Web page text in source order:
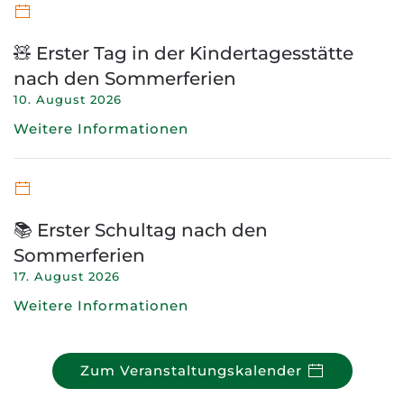
🧸 Erster Tag in der Kindertagesstätte
nach den Sommerferien
10. August 2026
Weitere Informationen
📚 Erster Schultag nach den
Sommerferien
17. August 2026
Weitere Informationen
Zum Veranstaltungskalender